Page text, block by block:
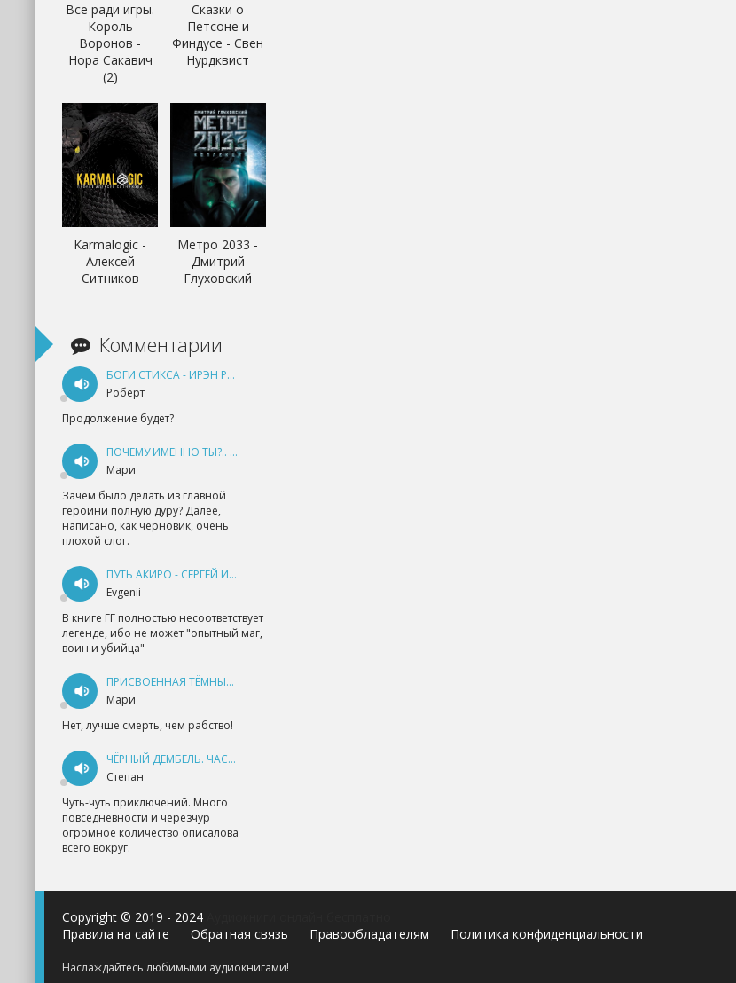
Все ради игры.
Король
Воронов -
Нора Сакавич
(2)
Сказки о
Петсоне и
Финдусе - Свен
Нурдквист
Karmalogic -
Алексей
Ситников
Метро 2033 -
Дмитрий
Глуховский
Комментарии
БОГИ СТИКСА - ИРЭН РУДКЕВИЧ
Роберт
Продолжение будет?
ПОЧЕМУ ИМЕННО ТЫ?.. КНИГА 1 - ЕКАТЕРИНА ЮДИНА
Мари
Зачем было делать из главной
героини полную дуру? Далее,
написано, как черновик, очень
плохой слог.
ПУТЬ АКИРО - СЕРГЕЙ ИЗМАЙЛОВ
Evgenii
В книге ГГ полностью несоответствует
легенде, ибо не может "опытный маг,
воин и убийца"
ПРИСВОЕННАЯ ТЁМНЫМ. ПРОКЛЯТАЯ ЛЮБОВЬ - АННА ГЕРР
Мари
Нет, лучше смерть, чем рабство!
ЧЁРНЫЙ ДЕМБЕЛЬ. ЧАСТЬ 1 - АНДРЕЙ ФЕДИН
Степан
Чуть-чуть приключений. Много
повседневности и черезчур
огромное количество описалова
всего вокруг.
Copyright © 2019 - 2024
Правила на сайте
Обратная связь Правообладателям Политика конфиденциальности
Наслаждайтесь любимыми аудиокнигами!